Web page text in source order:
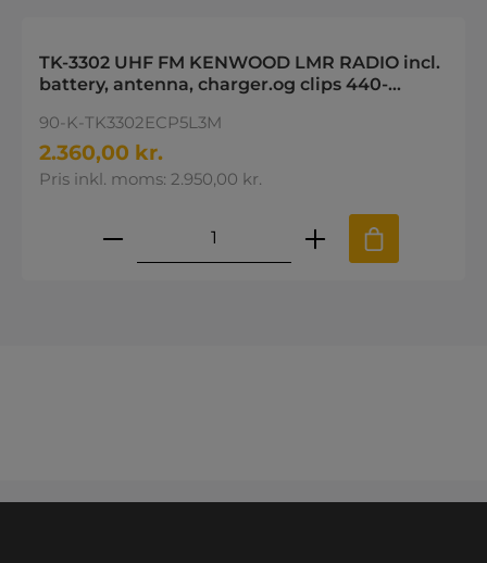
TK-3302 UHF FM KENWOOD LMR RADIO incl.
battery, antenna, charger.og clips 440-
90-K-TK3302ECP5L3M
2.360,00 kr.
Pris inkl. moms: 2.950,00 kr.
Produktmængde: Indtast den